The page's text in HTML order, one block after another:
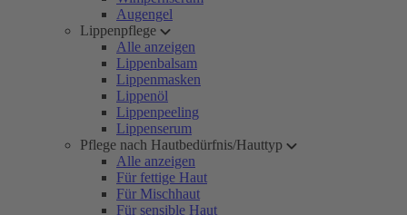
Augengel
Lippenpflege
Alle anzeigen
Lippenbalsam
Lippenmasken
Lippenöl
Lippenpeeling
Lippenserum
Pflege nach Hautbedürfnis/Hauttyp
Alle anzeigen
Für fettige Haut
Für Mischhaut
Für sensible Haut